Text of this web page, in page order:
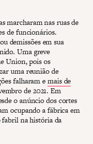
marcharam nas ruas de
de funcionários.
demissões em sua
Uma greve
Union, pois os
uma reunião de
falharam emais de
de 2021. Em
o anúncio dos cortes
ocupando a fábrica em
fabril na história da